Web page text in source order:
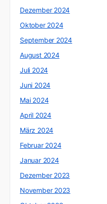
Dezember 2024
Oktober 2024
September 2024
August 2024
Juli 2024
Juni 2024
Mai 2024
April 2024
März 2024
Februar 2024
Januar 2024
Dezember 2023
November 2023